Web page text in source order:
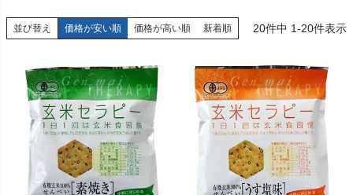
並び替え 価格が安い順 価格が高い順 新着順 20件中 1-20件表示